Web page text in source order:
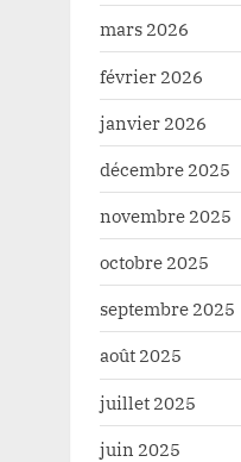
mars 2026
février 2026
janvier 2026
décembre 2025
novembre 2025
octobre 2025
septembre 2025
août 2025
juillet 2025
juin 2025